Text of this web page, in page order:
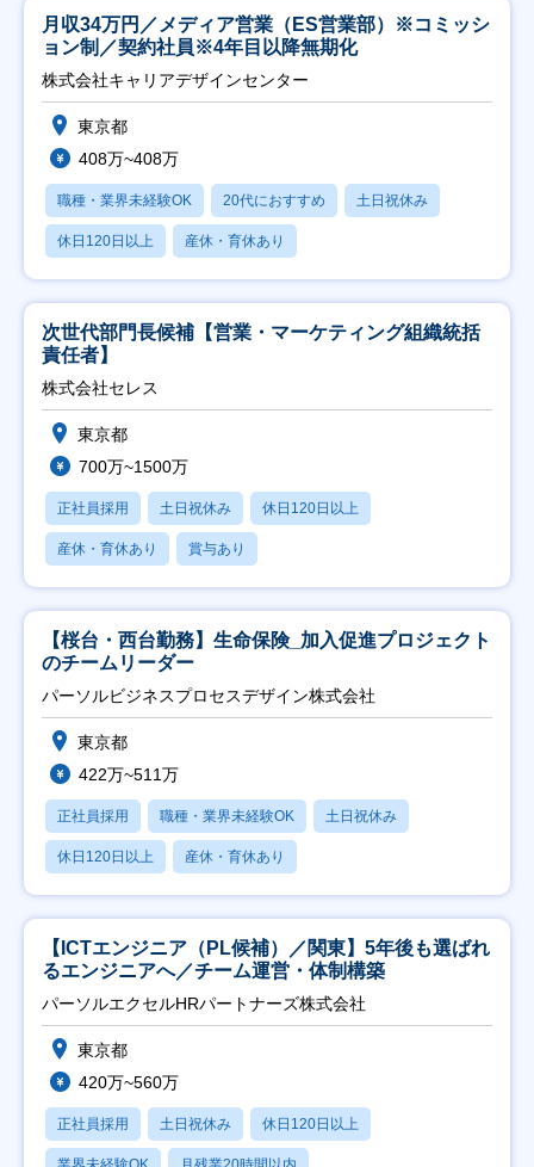
月収34万円／メディア営業（ES営業部）※コミッシ
ョン制／契約社員※4年目以降無期化
株式会社キャリアデザインセンター
東京都
408万~408万
職種・業界未経験OK 20代におすすめ 土日祝休み
休日120日以上 産休・育休あり
次世代部門長候補【営業・マーケティング組織統括
責任者】
株式会社セレス
東京都
700万~1500万
正社員採用 土日祝休み 休日120日以上
産休・育休あり 賞与あり
【桜台・西台勤務】生命保険_加入促進プロジェクト
のチームリーダー
パーソルビジネスプロセスデザイン株式会社
東京都
422万~511万
正社員採用 職種・業界未経験OK 土日祝休み
休日120日以上 産休・育休あり
【ICTエンジニア（PL候補）／関東】5年後も選ばれ
るエンジニアへ／チーム運営・体制構築
パーソルエクセルHRパートナーズ株式会社
東京都
420万~560万
正社員採用 土日祝休み 休日120日以上